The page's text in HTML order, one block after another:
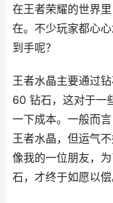
在王者荣耀的世界
在。不少玩家都心
到手呢？
王者水晶主要通过
60 钻石，这对于一
一下成本。一般而
王者水晶，但运气
像我的一位朋友，
石，才终于如愿以偿